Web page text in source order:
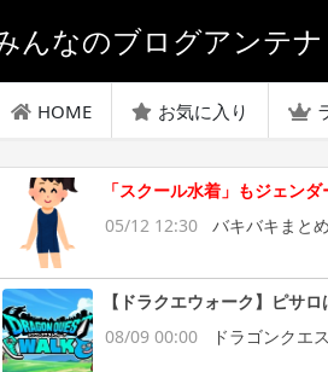
んなのブログアンテナ
HOME お気に入り
「スクール水着」もジェン
05/12 12:30
バキバキまとめ
【ドラクエウォーク】ピサ
08/09 00:00
ドラゴンクエ